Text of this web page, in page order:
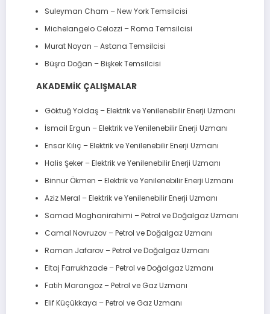
Suleyman Cham – New York Temsilcisi
Michelangelo Celozzi – Roma Temsilcisi
Murat Noyan – Astana Temsilcisi
Büşra Doğan – Bişkek Temsilcisi
AKADEMİK ÇALIŞMALAR
Göktuğ Yoldaş – Elektrik ve Yenilenebilir Enerji Uzmanı
İsmail Ergun – Elektrik ve Yenilenebilir Enerji Uzmanı
Ensar Kılıç – Elektrik ve Yenilenebilir Enerji Uzmanı
Halis Şeker – Elektrik ve Yenilenebilir Enerji Uzmanı
Binnur Ökmen – Elektrik ve Yenilenebilir Enerji Uzmanı
Aziz Meral – Elektrik ve Yenilenebilir Enerji Uzmanı
Samad Moghanirahimi – Petrol ve Doğalgaz Uzmanı
Camal Novruzov – Petrol ve Doğalgaz Uzmanı
Raman Jafarov – Petrol ve Doğalgaz Uzmanı
Eltaj Farrukhzade – Petrol ve Doğalgaz Uzmanı
Fatih Marangoz – Petrol ve Gaz Uzmanı
Elif Küçükkaya – Petrol ve Gaz Uzmanı